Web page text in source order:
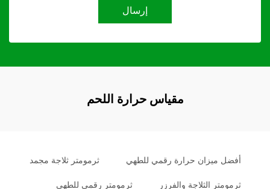
إرسال
مقياس حرارة اللحم
أفضل ميزان حرارة رقمي للطهي ثرمومتر ثلاجة مجمد
ثرمومتر الثلاجة والفرزر ثرمومتر رقمي للطهي